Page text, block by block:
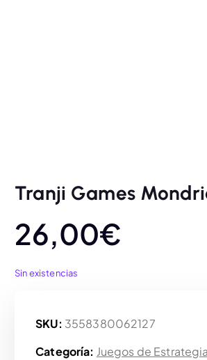
Tranji Games
26,00€
Sin existencias
SKU: 3558380062127
Categoría: Juegos de Estrategia